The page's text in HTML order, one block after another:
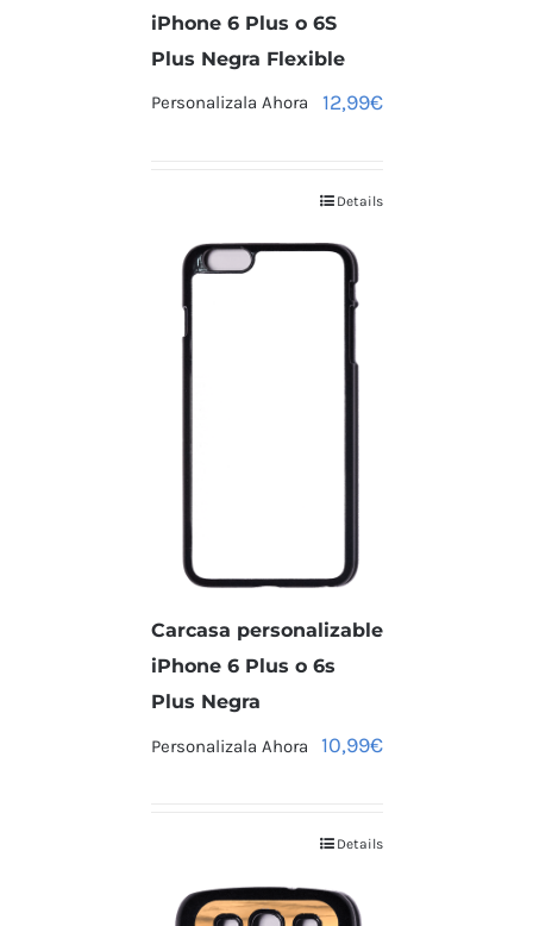
iPhone 6 Plus o 6S
Plus Negra Flexible
Personalizala Ahora 12,99€
Details
Carcasa personalizable
iPhone 6 Plus o 6s
Plus Negra
Personalizala Ahora 10,99€
Details